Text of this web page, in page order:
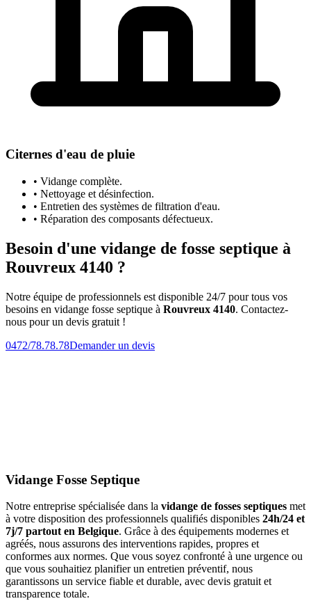
Citernes d'eau de pluie
• Vidange complète.
• Nettoyage et désinfection.
• Entretien des systèmes de filtration d'eau.
• Réparation des composants défectueux.
Besoin d'une vidange de fosse septique à
Rouvreux 4140 ?
Notre équipe de professionnels est disponible 24/7 pour tous vos
besoins en vidange fosse septique à Rouvreux 4140. Contactez-
nous pour un devis gratuit !
0472/78.78.78Demander un devis
Vidange Fosse Septique
Notre entreprise spécialisée dans la vidange de fosses septiques met
à votre disposition des professionnels qualifiés disponibles 24h/24 et
7j/7 partout en Belgique. Grâce à des équipements modernes et
agréés, nous assurons des interventions rapides, propres et
conformes aux normes. Que vous soyez confronté à une urgence ou
que vous souhaitiez planifier un entretien préventif, nous
garantissons un service fiable et durable, avec devis gratuit et
transparence totale.